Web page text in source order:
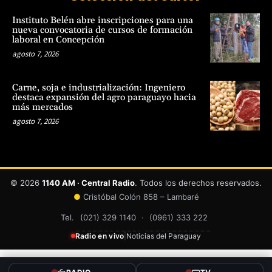
Instituto Belén abre inscripciones para una
nueva convocatoria de cursos de formación
laboral en Concepción
agosto 7, 2026
Carne, soja e industrialización: Ingeniero
destaca expansión del agro paraguayo hacia
más mercados
agosto 7, 2026
© 2026 1140 AM · Central Radio. Todos los derechos reservados.
● Cristóbal Colón 858 – Lambaré
Tel. (021) 329 1140 · (0961) 333 222
Radio en vivo Noticias del Paraguay